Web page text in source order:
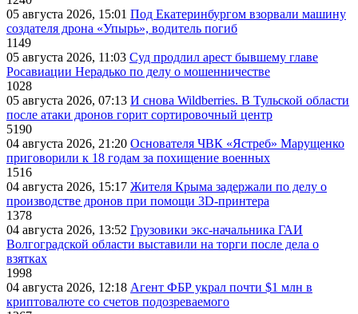
05 августа 2026, 15:01 Под Екатеринбургом взорвали машину
создателя дрона «Упырь», водитель погиб
1149
05 августа 2026, 11:03 Суд продлил арест бывшему главе
Росавиации Нерадько по делу о мошенничестве
1028
05 августа 2026, 07:13 И снова Wildberries. В Тульской области
после атаки дронов горит сортировочный центр
5190
04 августа 2026, 21:20 Основателя ЧВК «Ястреб» Марущенко
приговорили к 18 годам за похищение военных
1516
04 августа 2026, 15:17 Жителя Крыма задержали по делу о
производстве дронов при помощи 3D‑принтера
1378
04 августа 2026, 13:52 Грузовики экс-начальника ГАИ
Волгоградской области выставили на торги после дела о
взятках
1998
04 августа 2026, 12:18 Агент ФБР украл почти $1 млн в
криптовалюте со счетов подозреваемого